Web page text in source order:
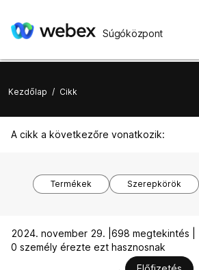
Súgóközpont
Kezdőlap / Cikk
A cikk a következőre vonatkozik:
Termékek Szerepkörök
2024. november 29. | 698 megtekintés |
0 személy érezte ezt hasznosnak